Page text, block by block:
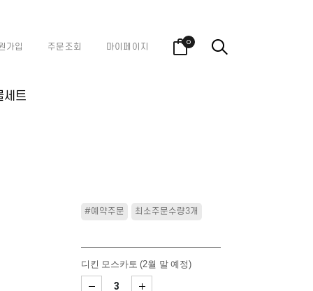
세트
가입 주문조회 마이페이지 0
#예약주문 최소주문수량3개
디킨 모스카토 (2월 말 예정)